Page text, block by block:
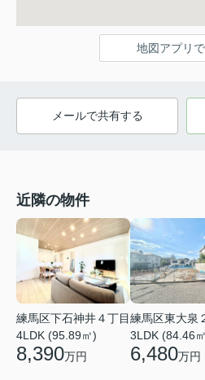
地図アプリ
メールで共有する
近隣の物件
練馬区下石神井４丁目
4LDK (95.89㎡)
8,390万円
練馬区東大泉
3LDK (84.46
6,480万円